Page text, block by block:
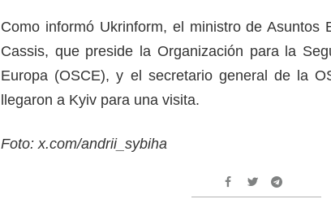
Como informó Ukrinform, el ministro de Asuntos
Cassis, que preside la Organización para la
Europa (OSCE), y el secretario general de la
llegaron a Kyiv para una visita.
Foto: x.com/andrii_sybiha